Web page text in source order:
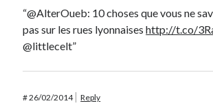
“@AlterOueb: 10 choses que vous ne
pas sur les rues lyonnaiseshttp://t.co/
@littlecelt”
#26/02/2014 Reply